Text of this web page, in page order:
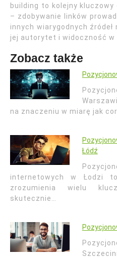
building to kolejny
– zdobywanie linków
innych wiarygodnych źródeł
jej autorytet i widoczność w
Zobacz także
na znaczeniu w miarę jak
Łódź
internetowych w Łodzi
zrozumienia wielu
skutecznie…